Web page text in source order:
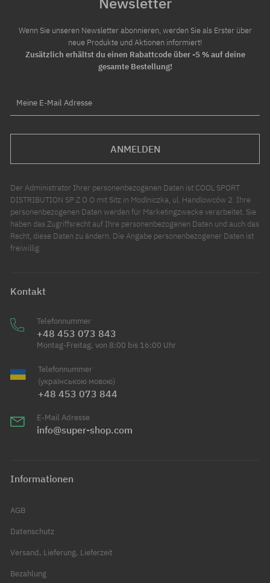
Wenn Sie unseren Newsletter abonnieren, werden Sie als Erster über
neue Produkte und Aktionen informiert!
Zusätzlich erhältst du einen Rabattcode über -5 % auf deine
gesamte Bestellung!
Meine E-Mail Adresse
ANMELDEN
Der Administrator Ihrer personenbezogenen Daten ist COOL SPORT
DISTRIBUTION SP Z O O mit Sitz in Modlniczka, ul. Handlowców 2. Ihre
personenbezogenen Daten werden für Marketingzwecke verarbeitet. Sie
haben das Zugriffsrecht auf Ihre personenbezogenen Daten und auch das
Recht, diese Daten zu ändern. Die Angabe personenbezogener Daten ist
freiwillig.
Kontakt
Telefonnummer
+48 453 073 843
Montag-Freitag, von 8:00 bis 16:00 Uhr
Telefonnummer
(українською мовою)
+48 453 073 844
E-Mail Adresse
info@super-shop.com
Informationen
AGB
Datenschutz
Versand, Lieferung, Lieferzeit
Bezahlung